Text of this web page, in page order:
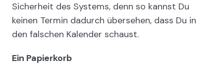
Sicherheit des Systems, denn so kannst Du
keinen Termin dadurch übersehen, dass Du in
den falschen Kalender schaust.
Ein Papierkorb